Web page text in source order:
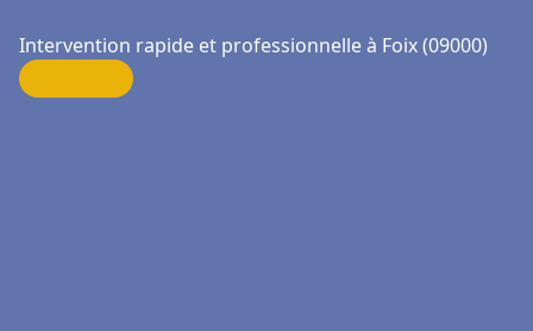
Intervention rapide et professionnelle à Foix (09000)